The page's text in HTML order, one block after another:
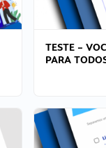
TESTE –
PARA